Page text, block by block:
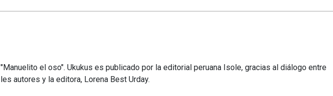
"Manuelito el oso". Ukukus es publicado por la editorial peruana Isole, gracias al diálogo entre
les autores y la editora, Lorena Best Urday.